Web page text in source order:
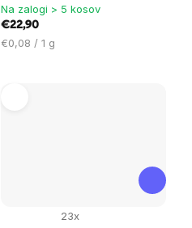
Na zalogi > 5 kosov
€22,90
Cena
€0,08 / 1 g
23x